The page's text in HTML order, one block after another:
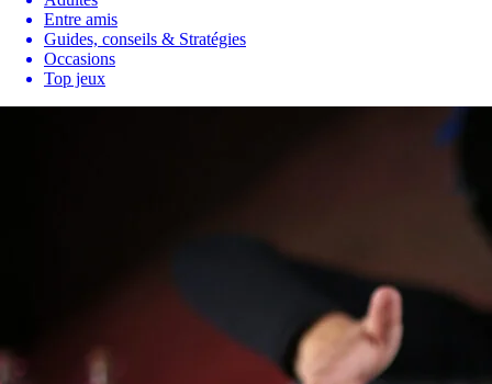
Entre amis
Guides, conseils & Stratégies
Occasions
Top jeux